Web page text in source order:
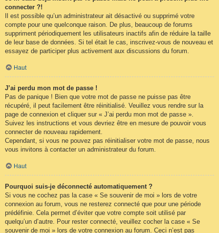
connecter ?!
Il est possible qu’un administrateur ait désactivé ou supprimé votre
compte pour une quelconque raison. De plus, beaucoup de forums
suppriment périodiquement les utilisateurs inactifs afin de réduire la taille
de leur base de données. Si tel était le cas, inscrivez-vous de nouveau et
essayez de participer plus activement aux discussions du forum.
Haut
J’ai perdu mon mot de passe !
Pas de panique ! Bien que votre mot de passe ne puisse pas être
récupéré, il peut facilement être réinitialisé. Veuillez vous rendre sur la
page de connexion et cliquer sur « J’ai perdu mon mot de passe ».
Suivez les instructions et vous devriez être en mesure de pouvoir vous
connecter de nouveau rapidement.
Cependant, si vous ne pouvez pas réinitialiser votre mot de passe, nous
vous invitons à contacter un administrateur du forum.
Haut
Pourquoi suis-je déconnecté automatiquement ?
Si vous ne cochez pas la case « Se souvenir de moi » lors de votre
connexion au forum, vous ne resterez connecté que pour une période
prédéfinie. Cela permet d’éviter que votre compte soit utilisé par
quelqu’un d’autre. Pour rester connecté, veuillez cocher la case « Se
souvenir de moi » lors de votre connexion au forum. Ceci n’est pas